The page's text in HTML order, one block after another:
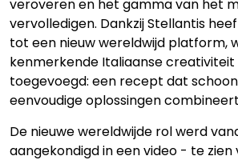
veroveren en het gamma van het
vervolledigen. Dankzij Stellantis
tot een nieuw wereldwijd platform,
kenmerkende Italiaanse
toegevoegd: een recept dat
eenvoudige oplossingen
De nieuwe wereldwijde rol werd
aangekondigd in een video - te zien